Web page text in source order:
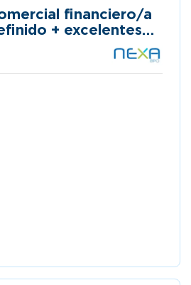
financiero/a
+ excelentes